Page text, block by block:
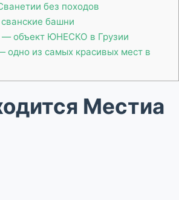
без походов
башни
объект ЮНЕСКО в Грузии
из самых красивых мест в
Местиа